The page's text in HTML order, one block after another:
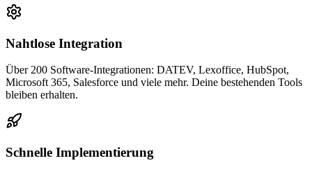
Nahtlose Integration
Über 200 Software-Integrationen: DATEV, Lexoffice, HubSpot,
Microsoft 365, Salesforce und viele mehr. Deine bestehenden Tools
bleiben erhalten.
Schnelle Implementierung